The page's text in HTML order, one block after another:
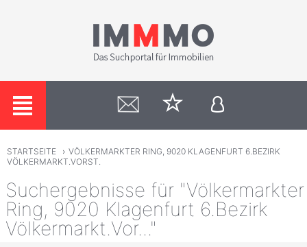
STARTSEITE › VÖLKERMARKTER RING, 9020 KLAGENFURT 6.BEZIRK
VÖLKERMARKT.VORST.
Suchergebnisse für "Völkermarkter
Ring, 9020 Klagenfurt 6.Bezirk
Völkermarkt.Vor..."